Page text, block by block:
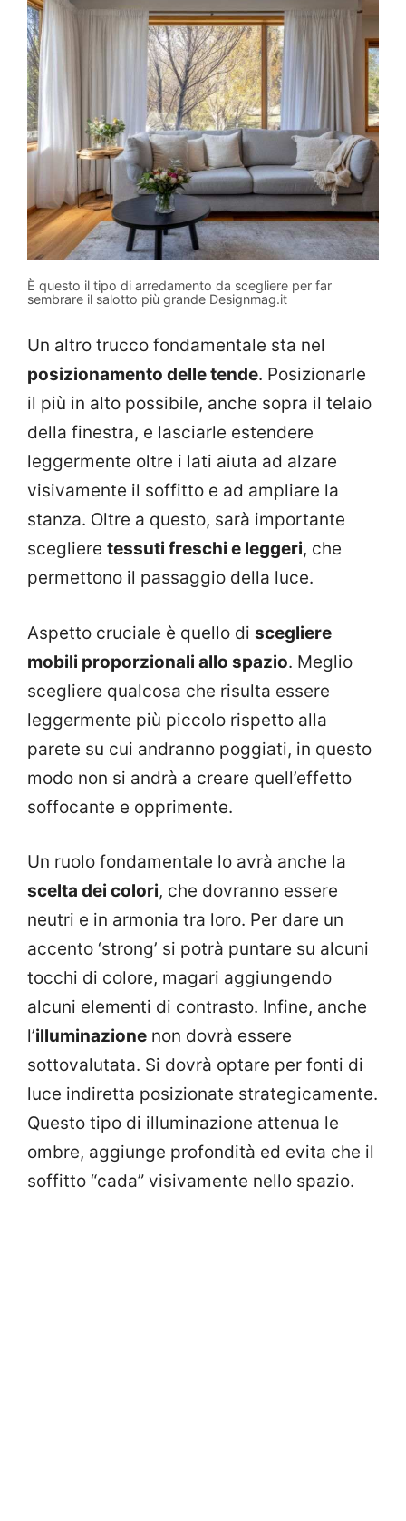
È questo il tipo di arredamento da scegliere per far
sembrare il salotto più grande Designmag.it
Un altro trucco fondamentale sta nel
posizionamento delle tende. Posizionarle
il più in alto possibile, anche sopra il telaio
della finestra, e lasciarle estendere
leggermente oltre i lati aiuta ad alzare
visivamente il soffitto e ad ampliare la
stanza. Oltre a questo, sarà importante
scegliere tessuti freschi e leggeri, che
permettono il passaggio della luce.
Aspetto cruciale è quello di scegliere
mobili proporzionali allo spazio. Meglio
scegliere qualcosa che risulta essere
leggermente più piccolo rispetto alla
parete su cui andranno poggiati, in questo
modo non si andrà a creare quell’effetto
soffocante e opprimente.
Un ruolo fondamentale lo avrà anche la
scelta dei colori, che dovranno essere
neutri e in armonia tra loro. Per dare un
accento ‘strong’ si potrà puntare su alcuni
tocchi di colore, magari aggiungendo
alcuni elementi di contrasto. Infine, anche
l’illuminazione non dovrà essere
sottovalutata. Si dovrà optare per fonti di
luce indiretta posizionate strategicamente.
Questo tipo di illuminazione attenua le
ombre, aggiunge profondità ed evita che il
soffitto “cada” visivamente nello spazio.